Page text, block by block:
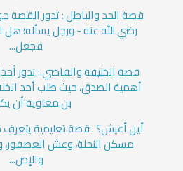
قصة الحد والباطل : تدور القصة
رضي الله عنه - ورجل يسأله؛ هل
فجعل...
قصة الخليفة والقاضي : تدور
أهمية الصدق، حيث طلب أحد
بن معاوية أن
أين أعيش؟ : قصة تعليمية
مسكن النحلة، وعش العصفور،
والإص...